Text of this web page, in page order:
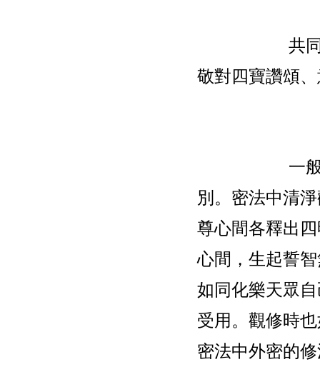
共
敬對四寶讚頌
一
別。密法中清
尊心間各釋出
心間，生起誓
如同化樂天眾
受用。觀修時
密法中外密的